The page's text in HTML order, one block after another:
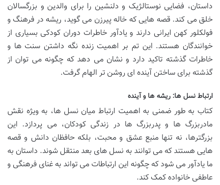
داستان، فضایی نوستالژیک و دلنشین را برای والدین و بزرگسالان
خلق می کند. قصه هایی که خاله پیرزن می گوید، ریشه در فرهنگ و
فولکلور کهن ایرانی دارند و یادآور خاطرات دوران کودکی بسیاری از
خوانندگان هستند. این تم بر اهمیت زنده نگه داشتن سنت ها و
خاطرات گذشته تاکید دارد و نشان می دهد که چگونه می توان از
گذشته برای ساختن آینده ای روشن تر الهام گرفت.
ارتباط نسل ها: ریشه ها و آینده
کتاب به طور ضمنی به اهمیت ارتباط میان نسل ها، به ویژه نقش
مادربزرگ ها و پدربزرگ ها در زندگی کودکان، می پردازد. این
بزرگترها، نه تنها منبع عشق و محبت، بلکه حافظان دانش و قصه
هایی هستند که می توانند به نسل های بعد منتقل شوند. داستان به
ما یادآور می شود که چگونه این ارتباطات می تواند به غنای فرهنگی و
عاطفی خانواده کمک کند.